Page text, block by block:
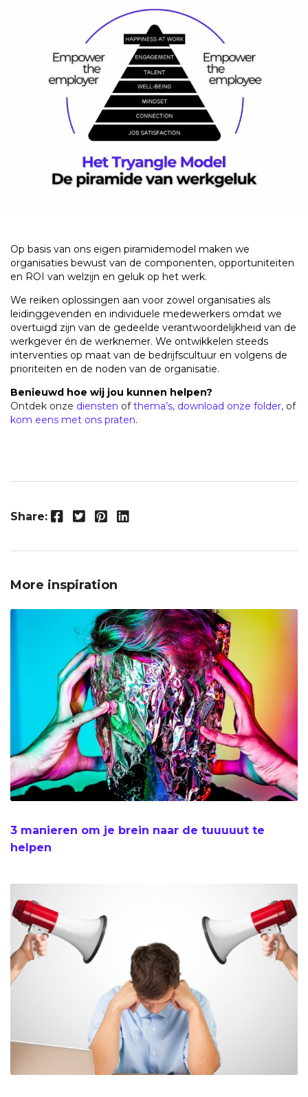
Op basis van ons eigen piramidemodel maken we
organisaties bewust van de componenten, opportuniteiten
en ROI van welzijn en geluk op het werk.
We reiken oplossingen aan voor zowel organisaties als
leidinggevenden en individuele medewerkers omdat we
overtuigd zijn van de gedeelde verantwoordelijkheid van de
werkgever én de werknemer. We ontwikkelen steeds
interventies op maat van de bedrijfscultuur en volgens de
prioriteiten en de noden van de organisatie.
Benieuwd hoe wij jou kunnen helpen?
Ontdek onze diensten ofthema’s, download onze folder, of
kom eens met ons praten.
Share: Facebook
Twitter
Pinterest
LinkedIn
More inspiration
3 manieren om je brein naar de tuuuuut te
helpen